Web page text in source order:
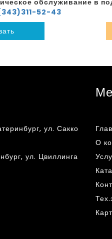
обслуживание в
52-43
ул. Сакко
ул. Цвиллинга
О